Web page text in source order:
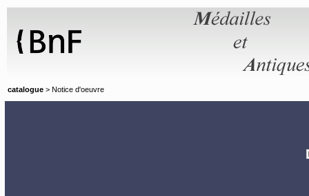
catalogue > Notice d'oeuvre